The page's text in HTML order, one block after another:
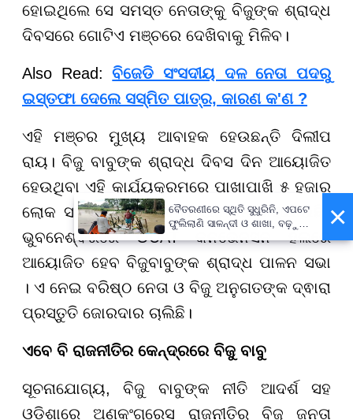
ହୋଇଥିଲେ ସେ ସମସ୍ତ ନେତାଙ୍କୁ ବିଜୁଙ୍କ ଶ୍ରାଦ୍ଧ
ଦିବସରେ ଗୋଟିଏ ମଞ୍ଚରେ ଦେଖିବାକୁ ମିଳିବ।
Also Read:ବିଜେଡି ସଂସଦୀୟ ଦଳ ନେତା ପଦରୁ
ଇସ୍ତଫା ଦେଲେ ସସ୍ମିତ ପାତ୍ର, କାରଣ କ'ଣ ?
ଏହି ମଞ୍ଚର ମୁଖ୍ୟ ଆବାହକ ହେଉଛନ୍ତି ଦିଲୀପ
ରାୟ। ବିଜୁ ବାବୁଙ୍କ ଶ୍ରାଦ୍ଧ ଦିବସ ଦିନ ଆୟୋଜିତ
ହେଉଥିବା ଏହି କାର୍ଯ୍ୟକ୍ରମରେ ପାଖାପାଖି ୫ ହଜାର
ଲୋକ ସାମିଲ୍ ହେବେ ବୋଲି ଅନୁମାନ କରାଯାଉଛି।
ଭୁବନେଶ୍ବରରେ OUAT କନଭେନସନ ହଲରେ
ଆୟୋଜିତ ହେବ ବିଜୁବାବୁଙ୍କ ଶ୍ରାଦ୍ଧ ପାଳନ ସଭା
। ଏ ନେଇ ବରିଷ୍ଠ ନେତା ଓ ବିଜୁ ଅନୁଗତଙ୍କ ଦ୍ଵାରା
ପ୍ରସ୍ତୁତି ଜୋରଦାର ଚାଲିଛି।
ଏବେ ବି ରାଜନୀତିର କେନ୍ଦ୍ରରେ ବିଜୁ ବାବୁ
ସୂଚନାଯୋଗ୍ୟ, ବିଜୁ ବାବୁଙ୍କ ନୀତି ଆଦର୍ଶ ସହ
ଓଡ଼ିଶାରେ ଅଣକଂଗ୍ରେସ ରାଜନୀତିରୁ ବିଜୁ ଜନତା
×
ବୈତରଣୀରେ ସ୍ଥିତି ସୁଧୁରିନି, ଏପଟେ
ଫୁଲିଲାଣି ସାଳନ୍ଦୀ ଓ ଶାଖା, ବଢ଼ୁଛି